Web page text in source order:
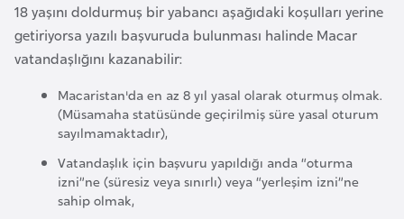
18 yaşını doldurmuş bir yabancı aşağıdaki koşulları yerine
getiriyorsa yazılı başvuruda bulunması halinde Macar
vatandaşlığını kazanabilir:
Macaristan'da en az 8 yıl yasal olarak oturmuş olmak.
(Müsamaha statüsünde geçirilmiş süre yasal oturum
sayılmamaktadır),
Vatandaşlık için başvuru yapıldığı anda “oturma
izni”ne (süresiz veya sınırlı) veya “yerleşim izni”ne
sahip olmak,
k
a